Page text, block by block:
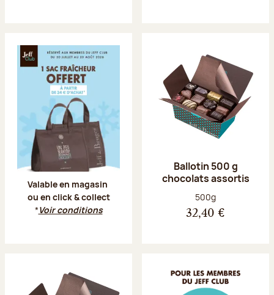
Valable en magasin
ou en click & collect
*Voir conditions
Ballotin 500 g
chocolats assortis
Poids net :
500g
32,40 €